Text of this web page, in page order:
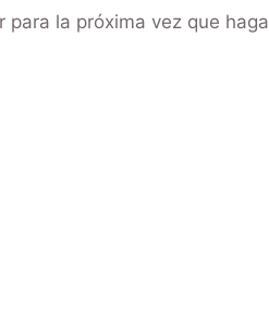
la próxima vez que haga